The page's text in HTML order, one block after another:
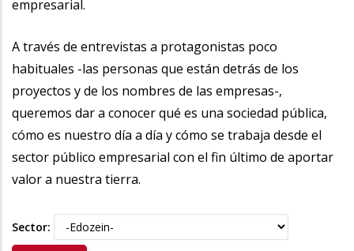
empresarial.
A través de entrevistas a protagonistas poco
habituales -las personas que están detrás de los
proyectos y de los nombres de las empresas-,
queremos dar a conocer qué es una sociedad pública,
cómo es nuestro día a día y cómo se trabaja desde el
sector público empresarial con el fin último de aportar
valor a nuestra tierra.
Sector: